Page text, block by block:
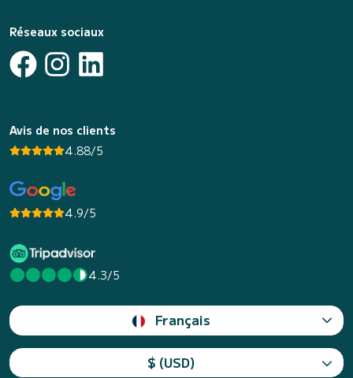
Réseaux sociaux
Avis de nos clients
4.88/5
4.9/5
4.3/5
Français
$ (USD)